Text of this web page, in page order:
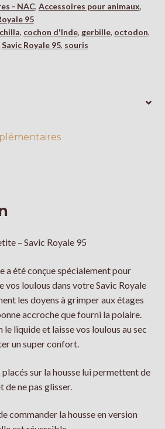
- NAC, Accessoires pour animaux,
95
, cochon d'Inde, gerbille, octodon,
Savic Royale 95, souris
– Savic Royale 95
a été conçue spécialement pour
vos loulous dans votre Savic Royale
les doyens à grimper aux étages
accroche que fourni la polaire.
liquide et laisse vos loulous au sec
un super confort.
sur la housse lui permettent de
de ne pas glisser.
commander la housse en version